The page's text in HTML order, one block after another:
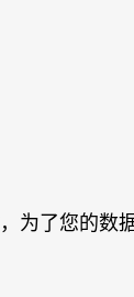
为了您的数